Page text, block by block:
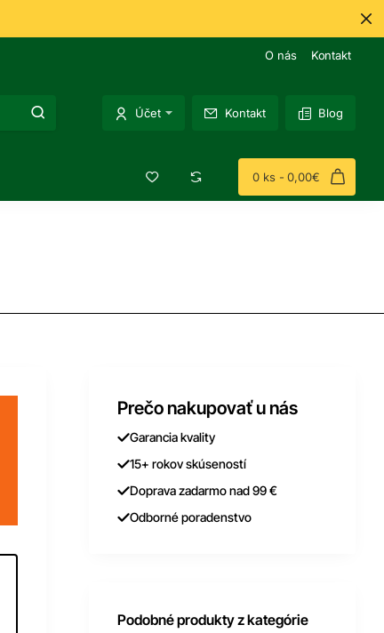
O nás Kontakt
Účet Kontakt Blog
0 ks - 0,00€
Prečo nakupovať u nás
Garancia kvality
15+ rokov skúseností
Doprava zadarmo nad 99 €
Odborné poradenstvo
Podobné produkty z kategórie